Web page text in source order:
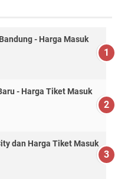
- Harga Masuk
- Harga Tiket Masuk
dan Harga Tiket Masuk